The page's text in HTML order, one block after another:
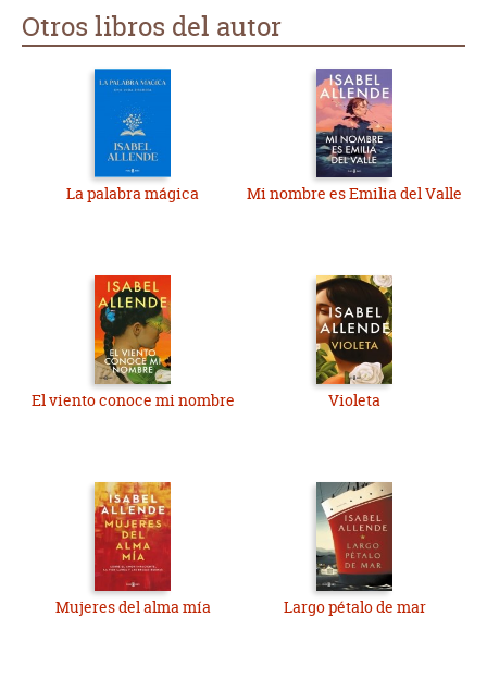
Otros libros del autor
La palabra mágica Mi nombre es Emilia del Valle
El viento conoce mi nombre Violeta
Mujeres del alma mía Largo pétalo de mar